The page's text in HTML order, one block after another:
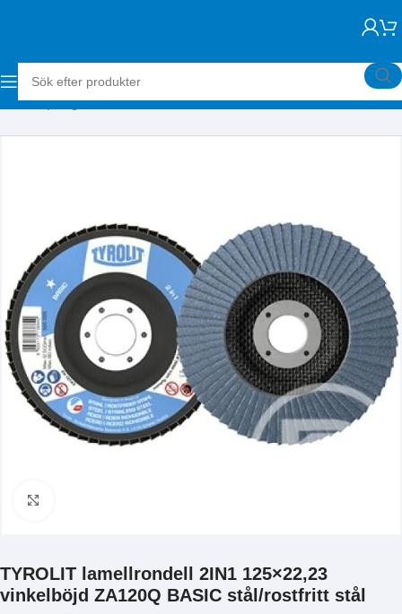
Hem Slipning Lamellrondeller
TYROLIT lamellrondell 2IN1 125×22,23
vinkelböjd ZA120Q BASIC stål/rostfritt stål